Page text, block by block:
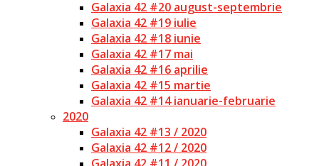
Galaxia 42 #20 august-septembrie
Galaxia 42 #19 iulie
Galaxia 42 #18 iunie
Galaxia 42 #17 mai
Galaxia 42 #16 aprilie
Galaxia 42 #15 martie
Galaxia 42 #14 ianuarie-februarie
2020
Galaxia 42 #13 / 2020
Galaxia 42 #12 / 2020